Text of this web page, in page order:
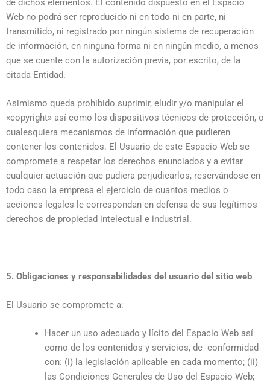
Web no podrá ser reproducido ni en todo ni en parte, ni
transmitido, ni registrado por ningún sistema de recuperación
de información, en ninguna forma ni en ningún medio, a menos
que se cuente con la autorización previa, por escrito, de la
citada Entidad.
Asimismo queda prohibido suprimir, eludir y/o manipular el
«copyright» así como los dispositivos técnicos de protección, o
cualesquiera mecanismos de información que pudieren
contener los contenidos. El Usuario de este Espacio Web se
compromete a respetar los derechos enunciados y a evitar
cualquier actuación que pudiera perjudicarlos, reservándose en
todo caso la empresa el ejercicio de cuantos medios o
acciones legales le correspondan en defensa de sus legítimos
derechos de propiedad intelectual e industrial.
5. Obligaciones y responsabilidades del usuario del sitio web
El Usuario se compromete a:
Hacer un uso adecuado y lícito del Espacio Web así
como de los contenidos y servicios, de conformidad
con: (i) la legislación aplicable en cada momento; (ii)
las Condiciones Generales de Uso del Espacio Web;